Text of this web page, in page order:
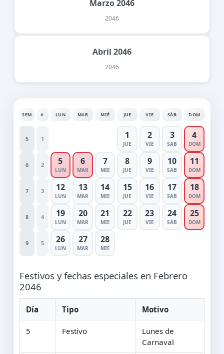
Marzo 2046
2046
Abril 2046
2046
SEM # LUN MAR MIÉ JUE VIE SÁB DOM
5 1 1
JUE
2
VIE
3
SAB
4
DOM
6 2 5
LUN
6
MAR
7
MIE
8
JUE
9
VIE
10
SAB
11
DOM
7 3 12
LUN
13
MAR
14
MIE
15
JUE
16
VIE
17
SAB
18
DOM
8 4 19
LUN
20
MAR
21
MIE
22
JUE
23
VIE
24
SAB
25
DOM
9 5 26
LUN
27
MAR
28
MIE
Festivos y fechas especiales en Febrero
2046
Día Tipo Motivo
5 Festivo
Lunes de
Carnaval